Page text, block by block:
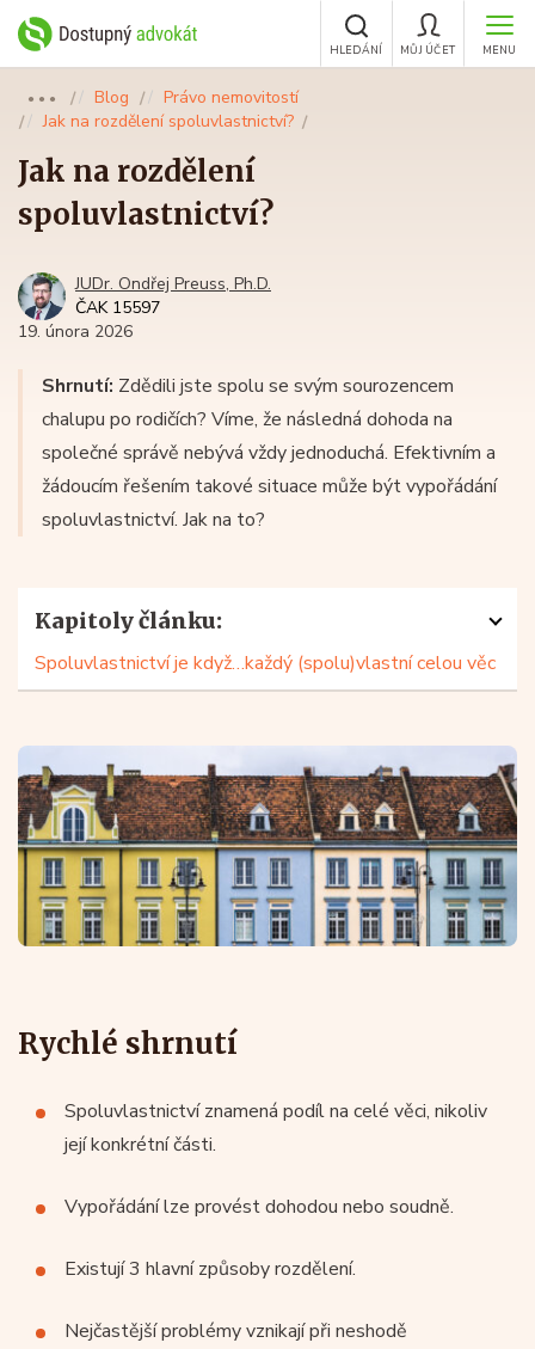
MENU
MŮJ ÚČET
HLEDÁNÍ
●●● Blog
Právo nemovitostí
Jak na rozdělení spoluvlastnictví?
Jak na rozdělení
spoluvlastnictví?
JUDr. Ondřej Preuss, Ph.D.
ČAK 15597
19. února 2026
Shrnutí: Zdědili jste spolu se svým sourozencem
chalupu po rodičích? Víme, že následná dohoda na
společné správě nebývá vždy jednoduchá. Efektivním a
žádoucím řešením takové situace může být vypořádání
spoluvlastnictví. Jak na to?
Kapitoly článku:
Spoluvlastnictví je když…každý (spolu)vlastní celou věc
Rychlé shrnutí
Spoluvlastnictví znamená podíl na celé věci, nikoliv
její konkrétní části.
Vypořádání lze provést dohodou nebo soudně.
Existují 3 hlavní způsoby rozdělení.
Nejčastější problémy vznikají při neshodě